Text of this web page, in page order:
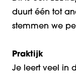
duurt één tot
stemmen we
Praktijk
Je leert veel in